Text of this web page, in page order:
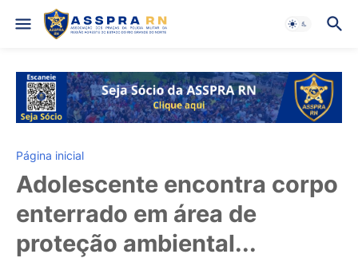
Página inicial
Adolescente encontra corpo
enterrado em área de
proteção ambiental...